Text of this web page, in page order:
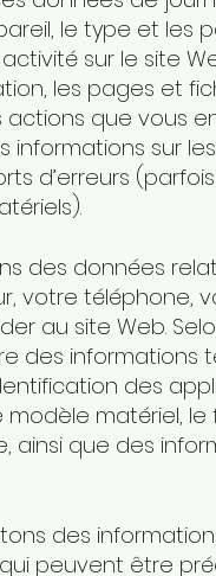
le type et les
sur le site
les pages et
que vous
informations sur
d’erreurs
des données
votre téléphone,
au site Web.
des informations
des
matériel, le
ainsi que des
des
peuvent être